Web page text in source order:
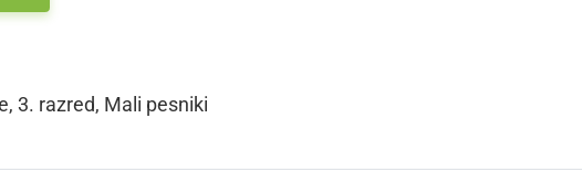
3. razred, Mali pesniki